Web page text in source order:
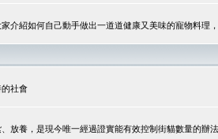
介紹如何自己動手做出一道道健康又美味的寵物料理
社會
放養，是現今唯一經過證實能有效控制街貓數量的辦